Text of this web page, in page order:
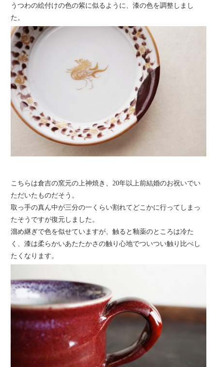
うつわの絵付けの色の紫に似るように、漆の色を調整しまし
た。
こちらは倉吉の窯元の上神焼き、20年以上前結婚のお祝いでい
ただいたものだそう。
取っ手の真ん中が三分の一くらい割れてどこかに行ってしまっ
たそうですが復元しました。
溜め継ぎで色を似せていますが、触ると釉薬のところは冷た
く、漆は柔らかいあたたかさの触り心地でついつい触り比べし
たくなります。